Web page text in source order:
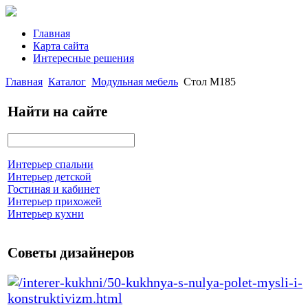
Главная
Карта сайта
Интересные решения
Главная Каталог Модульная мебель Стол М185
Найти на сайте
Интерьер спальни
Интерьер детской
Гостиная и кабинет
Интерьер прихожей
Интерьер кухни
Советы дизайнеров